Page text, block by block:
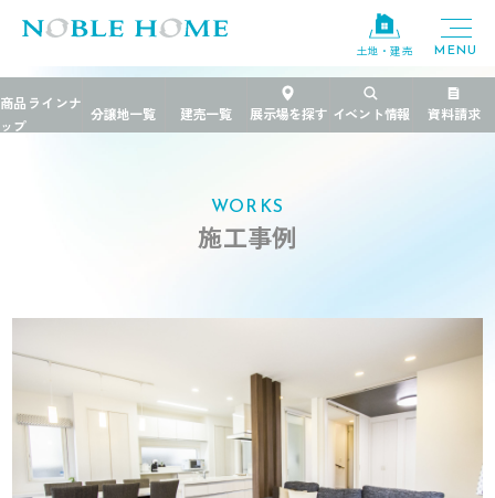
土地・建売
>子供の成長に合わせられる家
WORKS
施工事例